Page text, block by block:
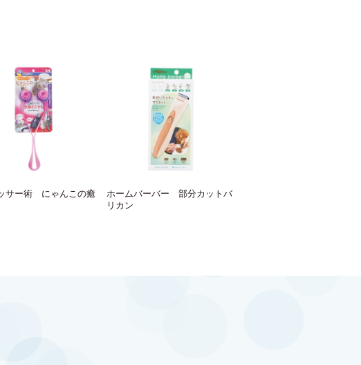
サー術 にゃんこの癒
ホームバーバー 部分カットバ
リカン